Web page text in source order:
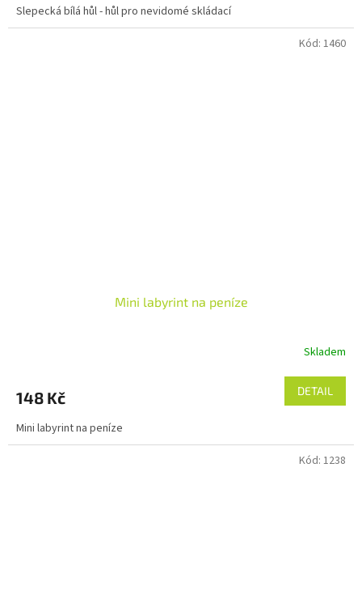
z
5
Slepecká bílá hůl - hůl pro nevidomé skládací
Mini labyrint na peníze
Skladem
148 Kč DETAIL
Mini labyrint na peníze
Kód: 1460
Kód: 1238